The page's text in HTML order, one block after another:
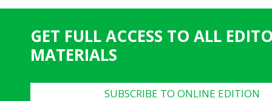
GET FULL ACCESS TO ALL
MATERIALS
SUBSCRIBE TO ONLINE EDITION